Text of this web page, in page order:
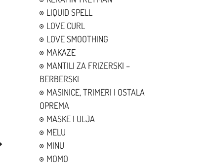
LIQUID SPELL
LOVE CURL
LOVE SMOOTHING
MAKAZE
MANTILI ZA FRIZERSKI –
BERBERSKI
MASINICE, TRIMERI I OSTALA
OPREMA
MASKE I ULJA
MELU
MINU
MOMO